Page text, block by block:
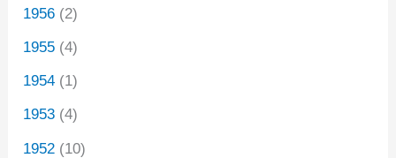
1956 (2)
1955 (4)
1954 (1)
1953 (4)
1952 (10)